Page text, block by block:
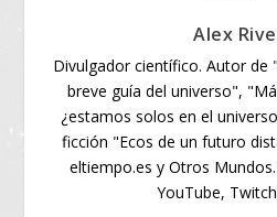
Alex
Divulgador científico. Autor de
breve guía del universo",
¿estamos solos en el
ficción "Ecos de un futuro
eltiempo.es y Otros
YouTube,